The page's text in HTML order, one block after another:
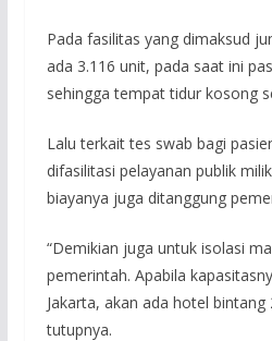
Pada fasilitas yang dimaksud
ada 3.116 unit, pada saat ini
sehingga tempat tidur kosong
Lalu terkait tes swab bagi
difasilitasi pelayanan publik
biayanya juga ditanggung
“Demikian juga untuk isolasi
pemerintah. Apabila
Jakarta, akan ada hotel bintang
tutupnya.